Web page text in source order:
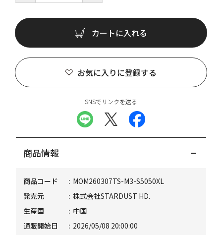
カートに入れる
お気に入りに登録する
SNSでリンクを送る
商品情報
商品コード
MOM260307TS-M3-S5050XL
発売元
株式会社STARDUST HD.
生産国
中国
通販開始日
2026/05/08 20:00:00